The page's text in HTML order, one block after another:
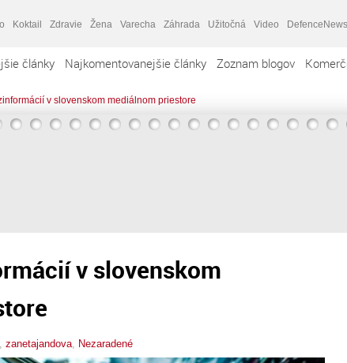
Koktail Zdravie Žena Varecha Záhrada Užitočná Video DefenceNews
články Najkomentovanejšie články Zoznam blogov
v slovenskom mediálnom priestore
v slovenskom
zanetajandova Nezaradené